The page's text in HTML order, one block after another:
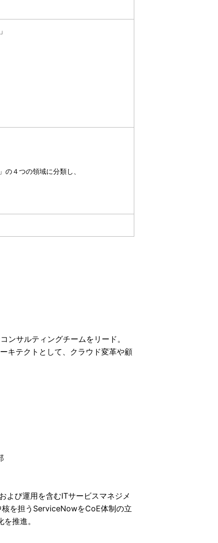
４つの領域に分類し、
サルティングチームをリード。
キテクトとして、クラウド変革や顧
よび運用を含むITサービスマネジメ
を担うServiceNowをCoE体制の立
推進。